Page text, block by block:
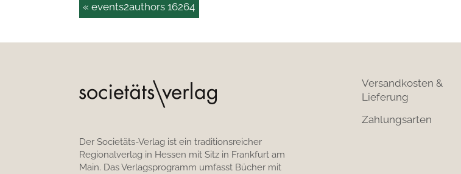
« events2authors 16264
Der Societäts-Verlag ist ein traditionsreicher
Regionalverlag in Hessen mit Sitz in Frankfurt am
Main. Das Verlagsprogramm umfasst Bücher mit
Versandkosten &
Lieferung
Zahlungsarten